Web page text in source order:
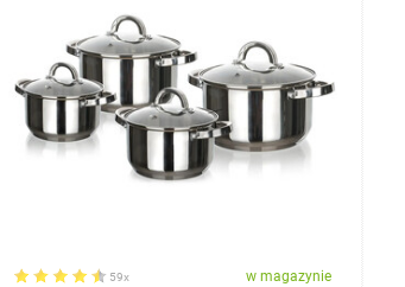
59x w magazynie